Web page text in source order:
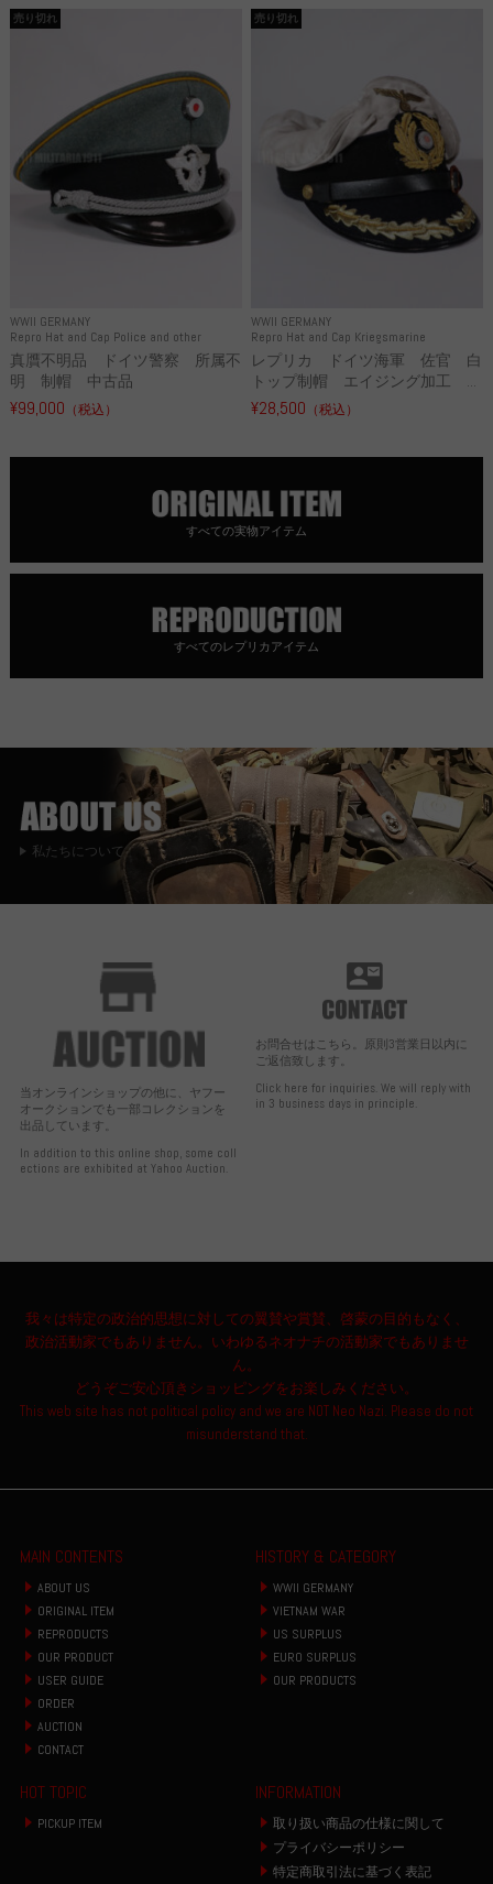
WWII GERMANY
Repro Hat and Cap Police and other
売り切れ
真贋不明品 ドイツ警察 所属不
明 制帽 中古品
¥99,000 （税込）
WWII GERMANY
Repro Hat and Cap Kriegsmarine
売り切れ
レプリカ ドイツ海軍 佐官 白
トップ制帽 エイジング加工 ...
¥28,500 （税込）
すべての実物アイテム
すべてのレプリカアイテム
私たちについて
当オンラインショップの他に、ヤフー
オークションでも一部コレクションを
出品しています。
In addition to this online shop, some coll
ections are exhibited at Yahoo Auction.
お問合せはこちら。原則3営業日以内に
ご返信致します。
Click here for inquiries. We will reply with
in 3 business days in principle.
我々は特定の政治的思想に対しての翼賛や賞賛、啓蒙の目的もなく、
政治活動家でもありません。いわゆるネオナチの活動家でもありませ
ん。
どうぞご安心頂きショッピングをお楽しみください。
This web site has not political policy and we are NOT Neo Nazi. Please do not
misunderstand that.
MAIN CONTENTS
ABOUT US
ORIGINAL ITEM
REPRODUCTS
OUR PRODUCT
USER GUIDE
ORDER
AUCTION
CONTACT
HISTORY & CATEGORY
WWII GERMANY
VIETNAM WAR
US SURPLUS
EURO SURPLUS
OUR PRODUCTS
HOT TOPIC
PICKUP ITEM
INFORMATION
取り扱い商品の仕様に関して
プライバシーポリシー
特定商取引法に基づく表記